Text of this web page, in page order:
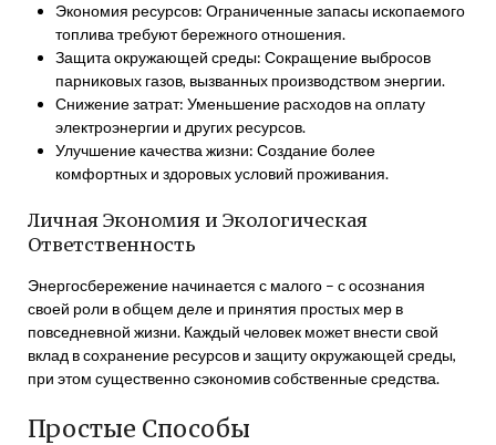
Экономия ресурсов: Ограниченные запасы ископаемого
топлива требуют бережного отношения.
Защита окружающей среды: Сокращение выбросов
парниковых газов, вызванных производством энергии.
Снижение затрат: Уменьшение расходов на оплату
электроэнергии и других ресурсов.
Улучшение качества жизни: Создание более
комфортных и здоровых условий проживания.
Личная Экономия и Экологическая
Ответственность
Энергосбережение начинается с малого – с осознания
своей роли в общем деле и принятия простых мер в
повседневной жизни. Каждый человек может внести свой
вклад в сохранение ресурсов и защиту окружающей среды,
при этом существенно сэкономив собственные средства.
Простые Способы